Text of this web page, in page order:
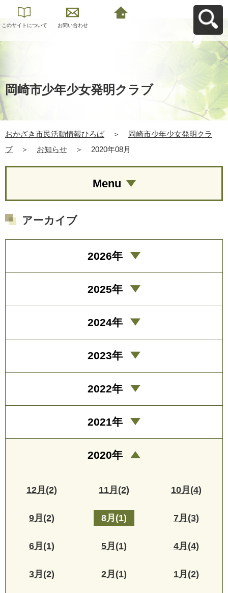
このサイトについて お問い合わせ
岡崎市少年少女発明クラブ
おかざき市民活動情報ひろば ＞
岡崎市少年少女発明クラ
ブ
＞ お知らせ ＞ 2020年08月
Menu
アーカイブ
2026年
2025年
2024年
2023年
2022年
2021年
2020年
12月(2) 11月(2) 10月(4)
9月(2) 8月(1) 7月(3)
6月(1) 5月(1) 4月(4)
3月(2) 2月(1) 1月(2)